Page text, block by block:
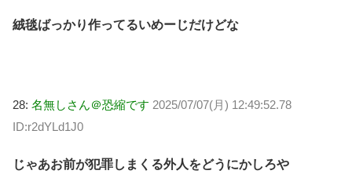
絨毯ばっかり作ってるいめーじだけどな
28: 名無しさん＠恐縮です 2025/07/07(月) 12:49:52.78
ID:r2dYLd1J0
じゃあお前が犯罪しまくる外人をどうにかしろや